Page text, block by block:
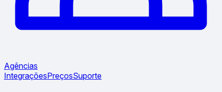
Agências
IntegraçõesPreçosSuporte